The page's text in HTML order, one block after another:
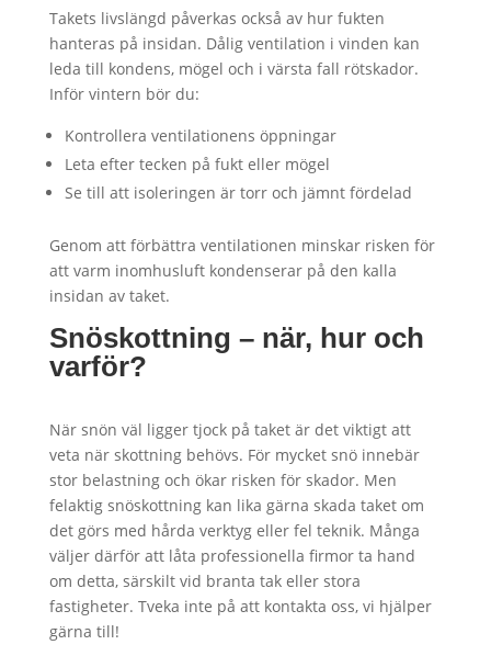
Takets livslängd påverkas också av hur fukten
hanteras på insidan. Dålig ventilation i vinden kan
leda till kondens, mögel och i värsta fall rötskador.
Inför vintern bör du:
Kontrollera ventilationens öppningar
Leta efter tecken på fukt eller mögel
Se till att isoleringen är torr och jämnt fördelad
Genom att förbättra ventilationen minskar risken för
att varm inomhusluft kondenserar på den kalla
insidan av taket.
Snöskottning – när, hur och
varför?
När snön väl ligger tjock på taket är det viktigt att
veta när skottning behövs. För mycket snö innebär
stor belastning och ökar risken för skador. Men
felaktig snöskottning kan lika gärna skada taket om
det görs med hårda verktyg eller fel teknik. Många
väljer därför att låta professionella firmor ta hand
om detta, särskilt vid branta tak eller stora
fastigheter. Tveka inte på att kontakta oss, vi hjälper
gärna till!